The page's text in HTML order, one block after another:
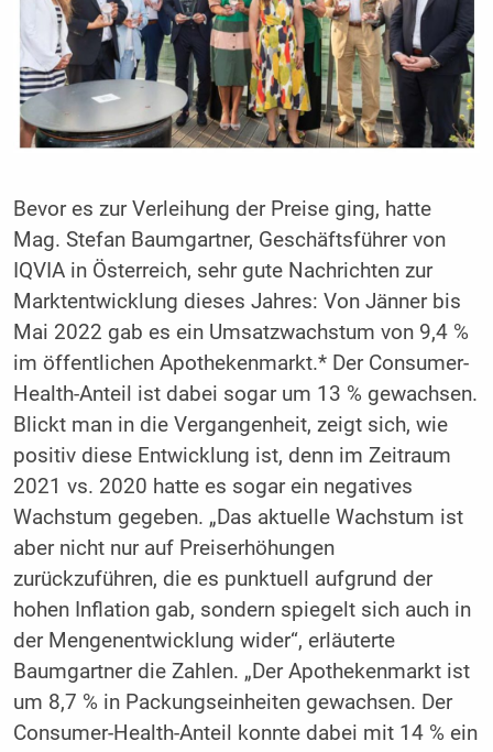
Bevor es zur Verleihung der Preise ging, hatte
Mag. Stefan Baumgartner, Geschäftsführer von
IQVIA in Österreich, sehr gute Nachrichten zur
Marktentwicklung dieses Jahres: Von Jänner bis
Mai 2022 gab es ein Umsatzwachstum von ­9,4 %
im öffentlichen Apothekenmarkt.* Der Consumer-
Health-Anteil ist dabei sogar um 13 % gewachsen.
Blickt man in die Vergangenheit, zeigt sich, wie
positiv diese Entwicklung ist, denn im Zeitraum
2021 vs. 2020 hatte es sogar ein negatives
Wachstum gegeben. „Das aktuelle Wachstum ist
aber nicht nur auf Preiserhöhungen
zurückzuführen, die es punktuell aufgrund der
hohen Inflation gab, sondern spiegelt sich auch in
der Mengenentwicklung wider“, erläuterte
Baumgartner die Zahlen. „Der Apothekenmarkt ist
um 8,7 % in Packungseinheiten gewachsen. Der
Consumer-Health-Anteil konnte dabei mit 14 % ein